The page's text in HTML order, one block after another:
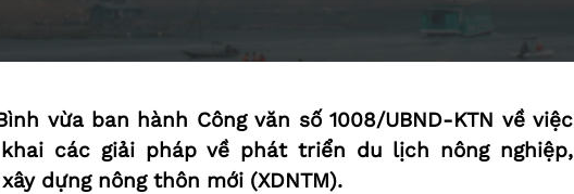
vừa ban hành Công văn số 1008/UBND-KTN về việc
các giải pháp về phát triển du lịch nông nghiệp,
dựng nông thôn mới (XDNTM).